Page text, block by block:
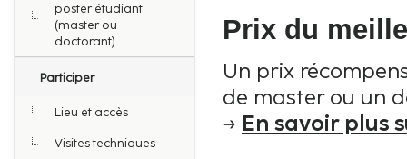
poster étudiant
(master ou
doctorant)
Participer
Lieu et accès
Visites techniques
Prix du
Un prix
de master ou un
→ En savoir plus